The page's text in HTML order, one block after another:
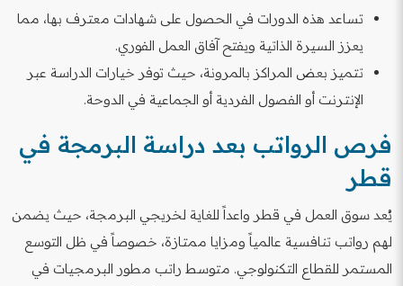
تساعد هذه الدورات في الحصول على شهادات معترف بها، مما
يعزز السيرة الذاتية ويفتح آفاق العمل الفوري.
تتميز بعض المراكز بالمرونة، حيث توفر خيارات الدراسة عبر
الإنترنت أو الفصول الفردية أو الجماعية في الدوحة.
فرص الرواتب بعد دراسة البرمجة في
قطر
يُعد سوق العمل في قطر واعداً للغاية لخريجي البرمجة، حيث يضمن
لهم رواتب تنافسية عالمياً ومزايا ممتازة، خصوصاً في ظل التوسع
المستمر للقطاع التكنولوجي. متوسط راتب مطور البرمجيات في